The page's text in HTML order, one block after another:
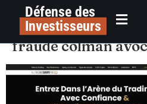
principalDéfense des
Investisseurs
alerte arnaque
fraude colman